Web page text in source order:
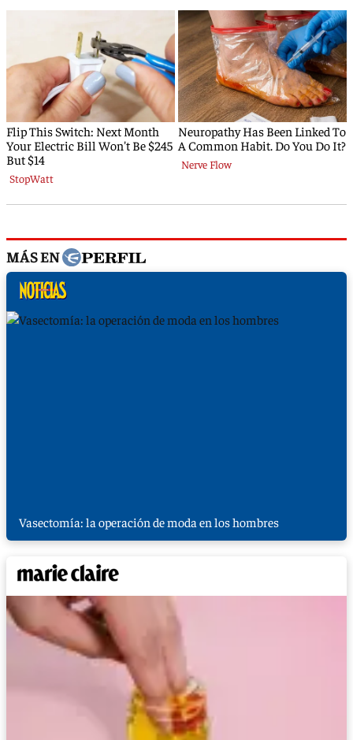
MÁS EN
Vasectomía: la operación de moda en los hombres